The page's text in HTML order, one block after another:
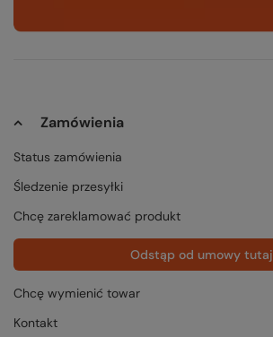
Zamówienia
Status zamówienia
Śledzenie przesyłki
Chcę zareklamować produkt
Odstąp od umowy tutaj
Chcę wymienić towar
Kontakt